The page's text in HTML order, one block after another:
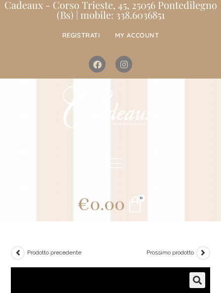
Cadeaux - Corso Trieste, 45, 25056 Pontedilegno
(Bs) | mobile: 338.6036851
REGISTRATI MY ACCOUNT
€0.00
Prodotto precedente Prossimo prodotto